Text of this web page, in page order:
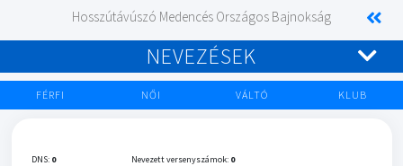
Hosszútávúszó Medencés Országos Bajnokság
NEVEZÉSEK
FÉRFI NŐI VÁLTÓ KLUB
DNS: 0
Nevezett versenyszámok: 0